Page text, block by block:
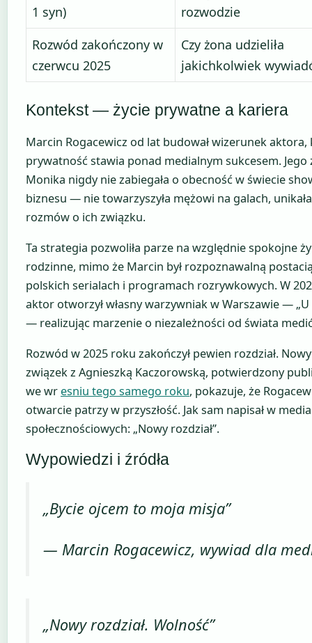
1 syn)
rozwodzie
Rozwód zakończony w
czerwcu 2025
Czy żona udzieliła
jakichkolwiek
Kontekst — życie prywatne a kariera
Marcin Rogacewicz od lat budował wizerunek aktora,
prywatność stawia ponad medialnym sukcesem. Jego
Monika nigdy nie zabiegała o obecność w świecie
biznesu — nie towarzyszyła mężowi na galach, unikała
rozmów o ich związku.
Ta strategia pozwoliła parze na względnie spokojne
rodzinne, mimo że Marcin był rozpoznawalną
polskich serialach i programach rozrywkowych. W
aktor otworzył własny warzywniak w Warszawie —
— realizując marzenie o niezależności od świata
Rozwód w 2025 roku zakończył pewien rozdział. Nowy
związek z Agnieszką Kaczorowską, potwierdzony
we wr esniu tego samego roku, pokazuje, że
otwarcie patrzy w przyszłość. Jak sam napisał w
społecznościowych: „Nowy rozdział”.
Wypowiedzi i źródła
„Bycie ojcem to moja misja”
— Marcin Rogacewicz, wywiad dla
„Nowy rozdział. Wolność”